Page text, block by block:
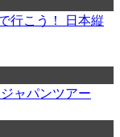
行こう！ 日本縦
ャパンツアー